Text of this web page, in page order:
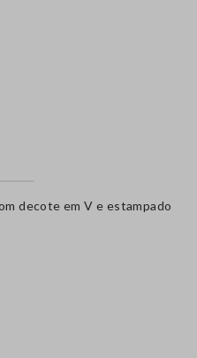
decote em V e estampado